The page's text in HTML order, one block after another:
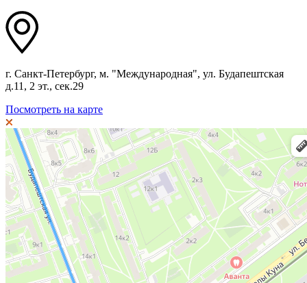
г. Санкт-Петербург, м. "Международная", ул. Будапештская
д.11, 2 эт., сек.29
Посмотреть на карте